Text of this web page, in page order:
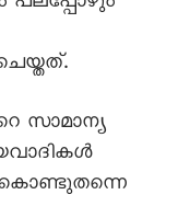
സാമാന്യ